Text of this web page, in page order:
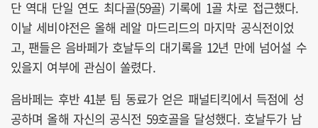
단 역대 단일 연도 최다골(59골) 기록에 1골 차로 접근했다.
이날 세비야전은 올해 레알 마드리드의 마지막 공식전이었
고, 팬들은 음바페가 호날두의 대기록을 12년 만에 넘어설 수
있을지 여부에 관심이 쏠렸다.
음바페는 후반 41분 팀 동료가 얻은 패널티킥에서 득점에 성
공하며 올해 자신의 공식전 59호골을 달성했다. 호날두가 남